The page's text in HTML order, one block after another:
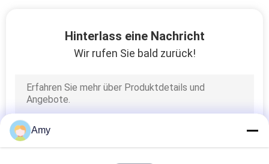
Metall bearbeitete
Teile
Hinterlass eine Nachricht
Wir rufen Sie bald zurück!
Amy